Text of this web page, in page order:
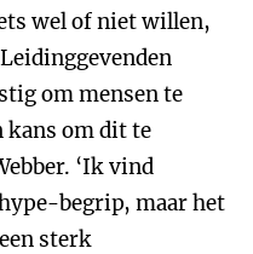
wel of niet willen,
om mensen te
kans om dit te
‘Ik vind
begrip, maar het
sterk